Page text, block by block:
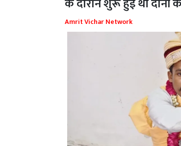
के दौरान शुरू हुई थी दोनों
Amrit Vichar Network